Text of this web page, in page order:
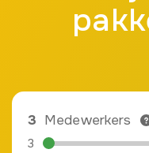
3 Medewerkers
3